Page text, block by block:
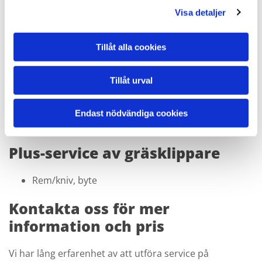
Visa detaljer
Tillåt alla cookies
Tillåt urval
Endast nödvändiga cookies
Säkerhetsbrytare, kontroll
Klippaggregat, kontroll/inställning
Rengöring
Kostnad:995:-
Plus-service av gräsklippare
Rem/kniv, byte
Kontakta oss för mer
information och pris
Vi har lång erfarenhet av att utföra service på